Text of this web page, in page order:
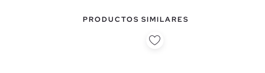
PRODUCTOS SIMILARES